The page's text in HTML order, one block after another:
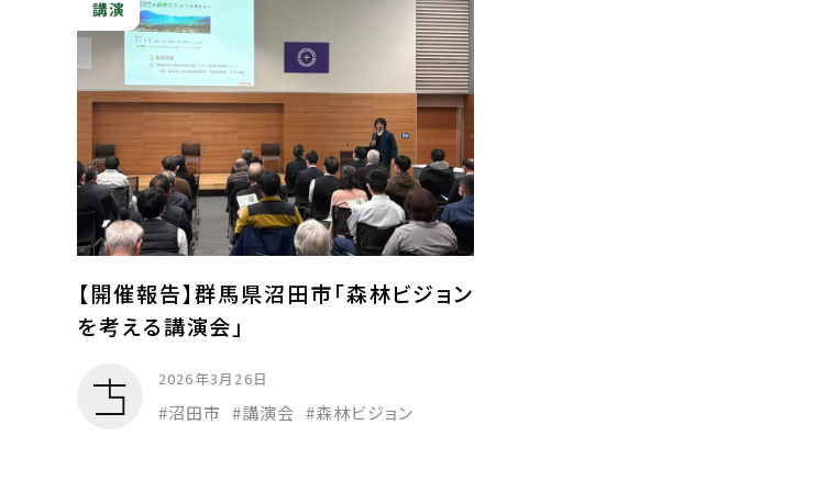
講演
【開催報告】群馬県沼田市「森林ビジョン
を考える講演会」
2026年3月26日
沼田市 講演会 森林ビジョン